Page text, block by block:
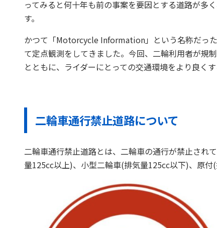
ってみると何十年も前の事案を要因とする道路が多
す。
かつて「Motorcycle Information」という名称だっ
て定点観測をしてきました。今回、二輪利用者が規
とともに、ライダーにとっての交通環境をより良く
二輪車通行禁止道路について
二輪車通行禁止道路とは、二輪車の通行が禁止され
量125cc以上)、小型二輪車(排気量125cc以下)、原付